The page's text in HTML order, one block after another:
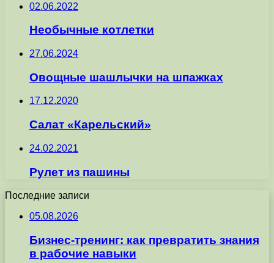
02.06.2022
Необычные котлетки
27.06.2024
Овощные шашлычки на шпажках
17.12.2020
Салат «Карельский»
24.02.2021
Рулет из пашины
Последние записи
05.08.2026
Бизнес-тренинг: как превратить знания
в рабочие навыки